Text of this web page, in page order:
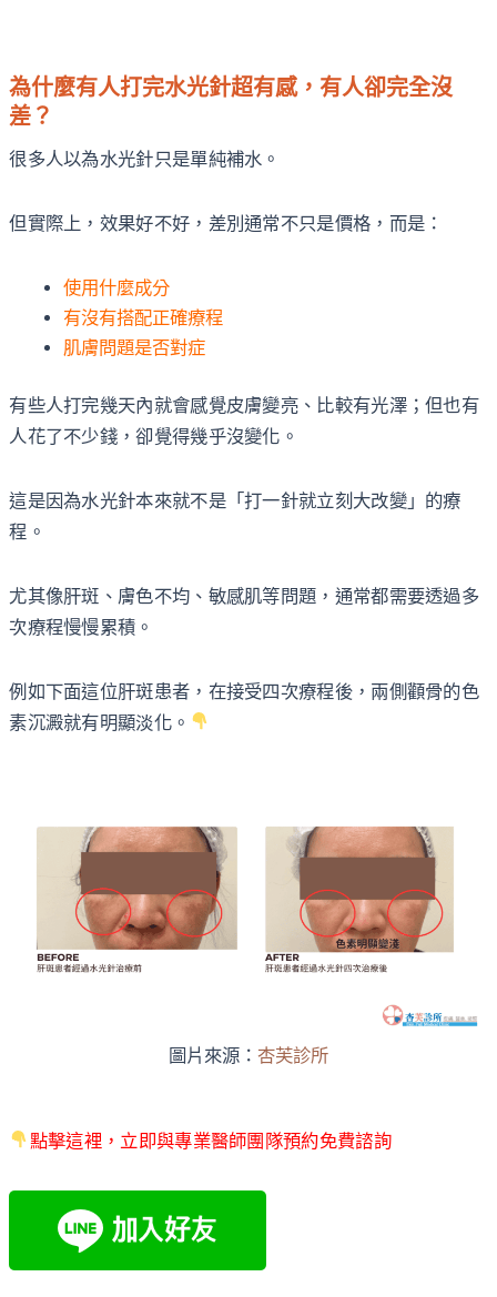
為什麼有人打完水光針超有感，有人卻完全沒
差？
很多人以為水光針只是單純補水。
但實際上，效果好不好，差別通常不只是價格，而是：
使用什麼成分
有沒有搭配正確療程
肌膚問題是否對症
有些人打完幾天內就會感覺皮膚變亮、比較有光澤；但也有
人花了不少錢，卻覺得幾乎沒變化。
這是因為水光針本來就不是「打一針就立刻大改變」的療
程。
尤其像肝斑、膚色不均、敏感肌等問題，通常都需要透過多
次療程慢慢累積。
例如下面這位肝斑患者，在接受四次療程後，兩側顴骨的色
素沉澱就有明顯淡化。
圖片來源： 杏芙診所
點擊這裡，立即與專業醫師團隊預約免費諮詢